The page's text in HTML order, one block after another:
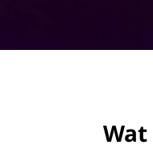
Wat